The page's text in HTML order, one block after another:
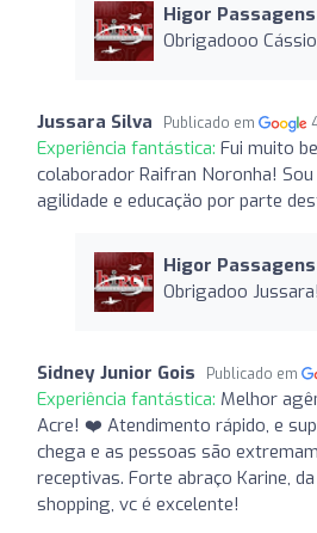
Higor
Obrigadooo
Jussara Silva Publicado em
Experiência fantástica: Fui muito
colaborador Raifran Noronha!
agilidade e educaçäo por parte
Higor
Obrigadoo
Sidney Junior Gois Publicado em
Experiência fantástica: Melhor
Acre! ❤️ Atendimento rápido, e
chega e as pessoas são
receptivas. Forte abraço Karine,
shopping, vc é excelente!